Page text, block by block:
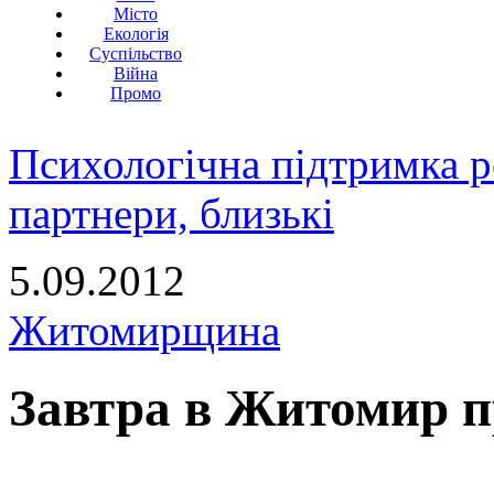
Місто
Екологія
Суспільство
Війна
Промо
Психологічна підтримка
партнери, близькі
5.09.2012
Житомирщина
Завтра в Житомир